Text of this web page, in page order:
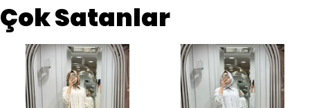
Çok Satanlar